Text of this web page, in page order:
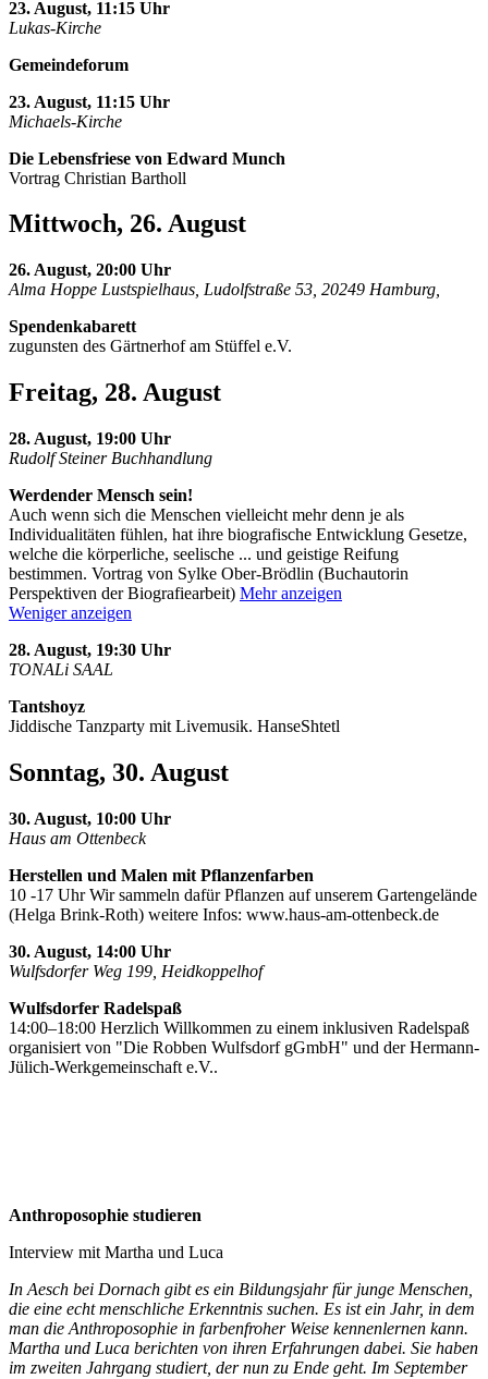
23. August, 11:15 Uhr
Lukas-Kirche
Gemeindeforum
23. August, 11:15 Uhr
Michaels-Kirche
Die Lebensfriese von Edward Munch
Vortrag Christian Bartholl
Mittwoch, 26. August
26. August, 20:00 Uhr
Alma Hoppe Lustspielhaus, Ludolfstraße 53, 20249 Hamburg,
Spendenkabarett
zugunsten des Gärtnerhof am Stüffel e.V.
Freitag, 28. August
28. August, 19:00 Uhr
Rudolf Steiner Buchhandlung
Werdender Mensch sein!
Auch wenn sich die Menschen vielleicht mehr denn je als
Individualitäten fühlen, hat ihre biografische Entwicklung Gesetze,
welche die körperliche, seelische ... und geistige Reifung
bestimmen. Vortrag von Sylke Ober-Brödlin (Buchautorin
Perspektiven der Biografiearbeit) Mehr anzeigen
Weniger anzeigen
28. August, 19:30 Uhr
TONALi SAAL
Tantshoyz
Jiddische Tanzparty mit Livemusik. HanseShtetl
Sonntag, 30. August
30. August, 10:00 Uhr
Haus am Ottenbeck
Herstellen und Malen mit Pflanzenfarben
10 -17 Uhr Wir sammeln dafür Pflanzen auf unserem Gartengelände
(Helga Brink-Roth) weitere Infos: www.haus-am-ottenbeck.de
30. August, 14:00 Uhr
Wulfsdorfer Weg 199, Heidkoppelhof
Wulfsdorfer Radelspaß
14:00–18:00 Herzlich Willkommen zu einem inklusiven Radelspaß
organisiert von "Die Robben Wulfsdorf gGmbH" und der Hermann-
Jülich-Werkgemeinschaft e.V..
Anthroposophie studieren
Interview mit Martha und Luca
In Aesch bei Dornach gibt es ein Bildungsjahr für junge Menschen,
die eine echt menschliche Erkenntnis suchen. Es ist ein Jahr, in dem
man die Anthroposophie in farbenfroher Weise kennenlernen kann.
Martha und Luca berichten von ihren Erfahrungen dabei. Sie haben
im zweiten Jahrgang studiert, der nun zu Ende geht. Im September